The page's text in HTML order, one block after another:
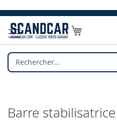
Allez
au
contenu
Mon panier
Barre stabilisatrice